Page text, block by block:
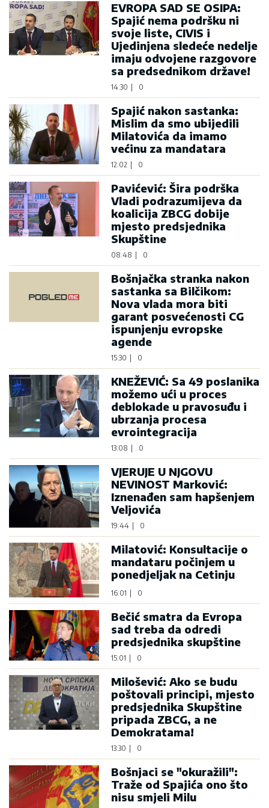
EVROPA SAD SE OSIPA:
Spajić nema podršku ni
svoje liste, CIVIS i
Ujedinjena sledeće nedelje
imaju odvojene razgovore
sa predsednikom države!
14:30 0
Spajić nakon sastanka:
Mislim da smo ubijedili
Milatovića da imamo
većinu za mandatara
12:02 0
Pavićević: Šira podrška
Vladi podrazumijeva da
koalicija ZBCG dobije
mjesto predsjednika
Skupštine
08:48 0
Bošnjačka stranka nakon
sastanka sa Bilčikom:
Nova vlada mora biti
garant posvećenosti CG
ispunjenju evropske
agende
15:30 0
KNEŽEVIĆ: Sa 49 poslanika
možemo ući u proces
deblokade u pravosuđu i
ubrzanja procesa
evrointegracija
13:08 0
VJERUJE U NJGOVU
NEVINOST Marković:
Iznenađen sam hapšenjem
Veljovića
19:44 0
Milatović: Konsultacije o
mandataru počinjem u
ponedjeljak na Cetinju
16:01 0
Bečić smatra da Evropa
sad treba da odredi
predsjednika skupštine
15:01 0
Milošević: Ako se budu
poštovali principi, mjesto
predsjednika Skupštine
pripada ZBCG, a ne
Demokratama!
13:30 0
Bošnjaci se "okuražili":
Traže od Spajića ono što
nisu smjeli Milu